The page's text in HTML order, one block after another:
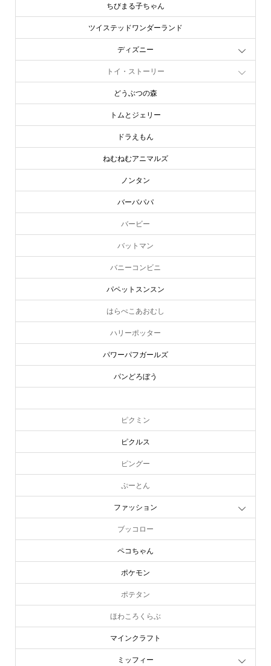
ちびまる子ちゃん
ツイステッドワンダーランド
ディズニー
トイ・ストーリー
どうぶつの森
トムとジェリー
ドラえもん
ねむねむアニマルズ
ノンタン
バーバパパ
バービー
バットマン
バニーコンビニ
パペットスンスン
はらぺこあおむし
ハリーポッター
パワーパフガールズ
パンどろぼう
ピクミン
ピクルス
ピングー
ぷーとん
ファッション
ブッコロー
ペコちゃん
ポケモン
ポテタン
ほわころくらぶ
マインクラフト
ミッフィー